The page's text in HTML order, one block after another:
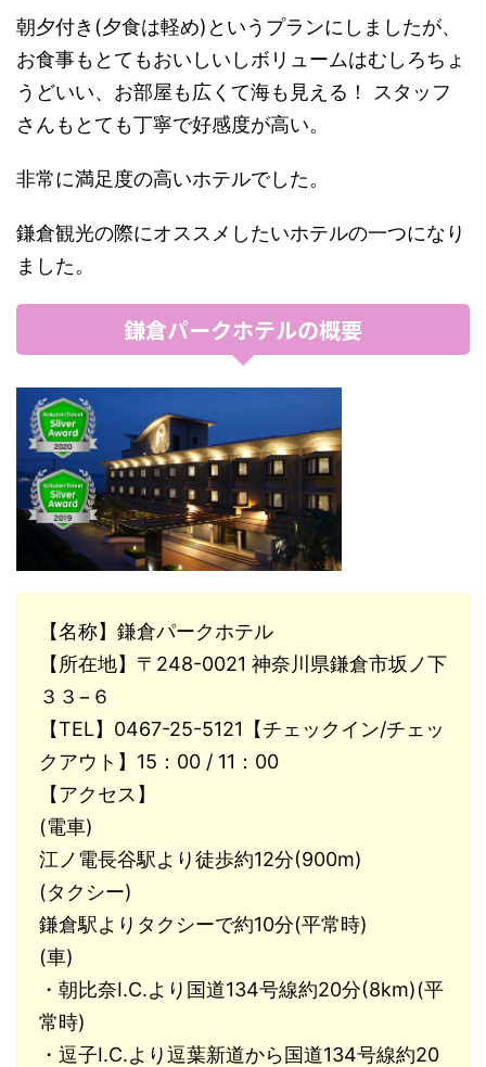
朝夕付き(夕食は軽め)というプランにしましたが、
お食事もとてもおいしいしボリュームはむしろちょ
うどいい、お部屋も広くて海も見える！ スタッフ
さんもとても丁寧で好感度が高い。
非常に満足度の高いホテルでした。
鎌倉観光の際にオススメしたいホテルの一つになり
ました。
鎌倉パークホテルの概要
【名称】鎌倉パークホテル
【所在地】〒248-0021 神奈川県鎌倉市坂ノ下
３３−６
【TEL】0467-25-5121【チェックイン/チェッ
クアウト】15：00 / 11：00
【アクセス】
(電車)
江ノ電長谷駅より徒歩約12分(900m)
(タクシー)
鎌倉駅よりタクシーで約10分(平常時)
(車)
・朝比奈I.C.より国道134号線約20分(8km)(平
常時)
・逗子I.C.より逗葉新道から国道134号線約20